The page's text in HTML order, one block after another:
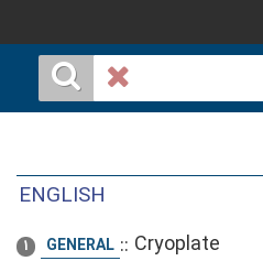
ENGLISH
1 GENERAL :: Cryoplate